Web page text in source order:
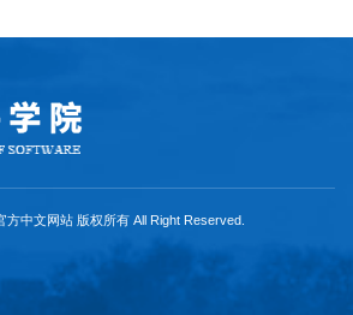
中文网站 版权所有 All Right Reserved.